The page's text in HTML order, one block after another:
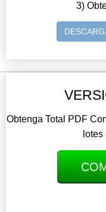
3)
Obtenga Total PDF